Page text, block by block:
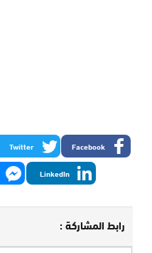
Facebook
Twitter
LinkedIn
رابط المشاركة :